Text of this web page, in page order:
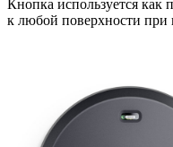
Кнопка используется как
к любой поверхности при